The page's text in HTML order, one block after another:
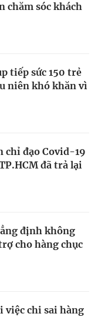
chăm sóc khách
tiếp sức 150 trẻ
niên khó khăn vì
chỉ đạo Covid-19
đã trả lại
định không
cho hàng chục
việc chi sai hàng